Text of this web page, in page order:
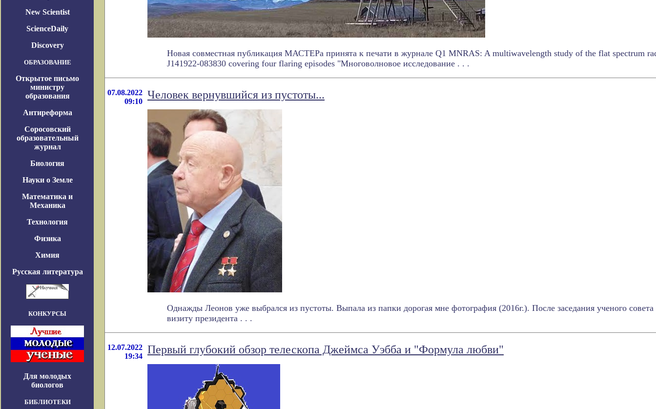
New Scientist
ScienceDaily
Discovery
ОБРАЗОВАНИЕ
Открытое письмо
министру
образования
Антиреформа
Соросовский
образовательный
журнал
Биология
Науки о Земле
Математика и
Механика
Технология
Физика
Химия
Русская литература
КОНКУРСЫ
Для молодых
биологов
БИБЛИОТЕКИ
Новая совместная публикация МАСТЕРа принята к печати в журнале Q1 MNRAS: A multiwavelength study of the flat spectrum
J141922-083830 covering four flaring episodes "Многоволновое исследование . . .
07.08.2022
09:10
Человек вернувшийся из пустоты...
Однажды Леонов уже выбрался из пустоты. Выпала из папки дорогая мне фотография (2016г.). После заседания ученого
визиту президента . . .
12.07.2022
19:34
Первый глубокий обзор телескопа Джеймса Уэбба и "Формула любви"